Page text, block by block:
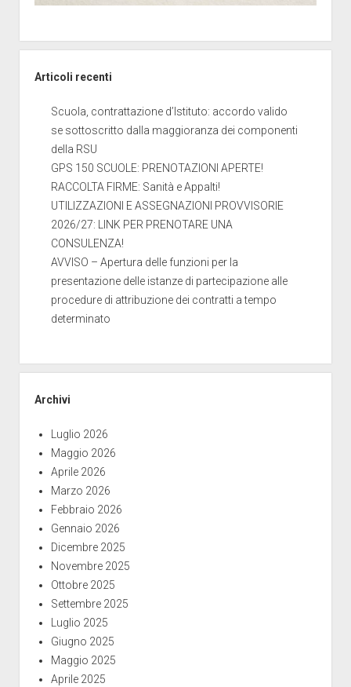
Articoli recenti
Scuola, contrattazione d’Istituto: accordo valido
se sottoscritto dalla maggioranza dei componenti
della RSU
GPS 150 SCUOLE: PRENOTAZIONI APERTE!
RACCOLTA FIRME: Sanità e Appalti!
UTILIZZAZIONI E ASSEGNAZIONI PROVVISORIE
2026/27: LINK PER PRENOTARE UNA
CONSULENZA!
AVVISO – Apertura delle funzioni per la
presentazione delle istanze di partecipazione alle
procedure di attribuzione dei contratti a tempo
determinato
Archivi
Luglio 2026
Maggio 2026
Aprile 2026
Marzo 2026
Febbraio 2026
Gennaio 2026
Dicembre 2025
Novembre 2025
Ottobre 2025
Settembre 2025
Luglio 2025
Giugno 2025
Maggio 2025
Aprile 2025